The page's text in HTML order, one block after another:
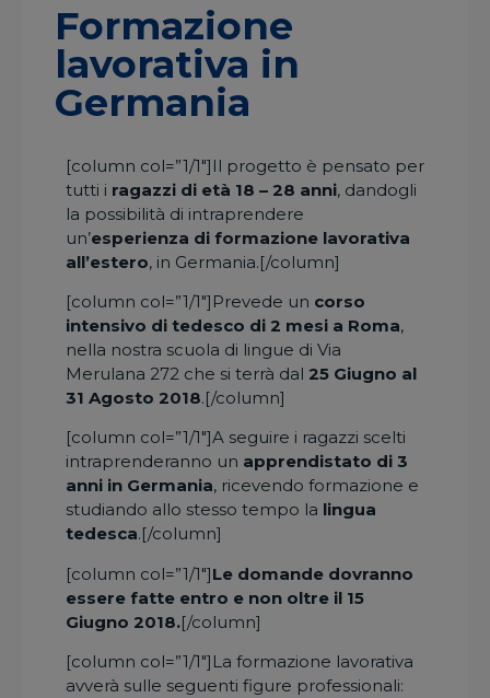
Formazione
lavorativa in
Germania
[column col=”1/1″]Il progetto è pensato per
tutti i ragazzi di età 18 – 28 anni, dandogli
la possibilità di intraprendere
un’esperienza di formazione lavorativa
all’estero, in Germania.[/column]
[column col=”1/1″]Prevede un corso
intensivo di tedesco di 2 mesi a Roma,
nella nostra scuola di lingue di Via
Merulana 272 che si terrà dal 25 Giugno al
31 Agosto 2018.[/column]
[column col=”1/1″]A seguire i ragazzi scelti
intraprenderanno un apprendistato di 3
anni in Germania, ricevendo formazione e
studiando allo stesso tempo la lingua
tedesca.[/column]
[column col=”1/1″]Le domande dovranno
essere fatte entro e non oltre il 15
Giugno 2018.[/column]
[column col=”1/1″]La formazione lavorativa
avverà sulle seguenti figure professionali: